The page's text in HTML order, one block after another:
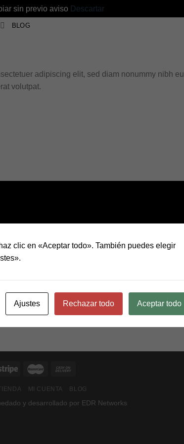
sin previo aviso Descartar
BLOG
adipiscing elit, sed diam nonummy nibh
volutpat.
MI CUENTA BLOG
y desarrollado por EDR Networks
clic en «Aceptar todo». También puedes elegir
Ajustes Rechazar todo Aceptar todo